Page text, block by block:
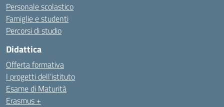
Personale scolastico
Famiglie e studenti
Percorsi di studio
Didattica
Offerta formativa
I progetti dell’istituto
Esame di Maturità
Erasmus +